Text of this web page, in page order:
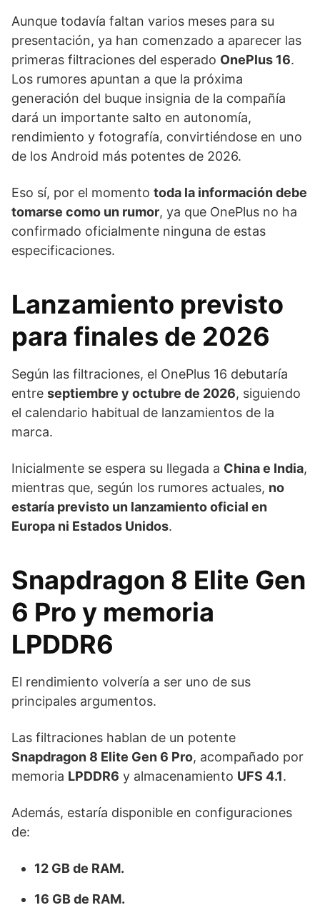
Aunque todavía faltan varios meses para su
presentación, ya han comenzado a aparecer las
primeras filtraciones del esperado OnePlus 16.
Los rumores apuntan a que la próxima
generación del buque insignia de la compañía
dará un importante salto en autonomía,
rendimiento y fotografía, convirtiéndose en uno
de los Android más potentes de 2026.
Eso sí, por el momento toda la información debe
tomarse como un rumor, ya que OnePlus no ha
confirmado oficialmente ninguna de estas
especificaciones.
Lanzamiento previsto
para finales de 2026
Según las filtraciones, el OnePlus 16 debutaría
entre septiembre y octubre de 2026, siguiendo
el calendario habitual de lanzamientos de la
marca.
Inicialmente se espera su llegada a China e India,
mientras que, según los rumores actuales, no
estaría previsto un lanzamiento oficial en
Europa ni Estados Unidos.
Snapdragon 8 Elite Gen
6 Pro y memoria
LPDDR6
El rendimiento volvería a ser uno de sus
principales argumentos.
Las filtraciones hablan de un potente
Snapdragon 8 Elite Gen 6 Pro, acompañado por
memoria LPDDR6 y almacenamiento UFS 4.1.
Además, estaría disponible en configuraciones
de:
12 GB de RAM.
16 GB de RAM.